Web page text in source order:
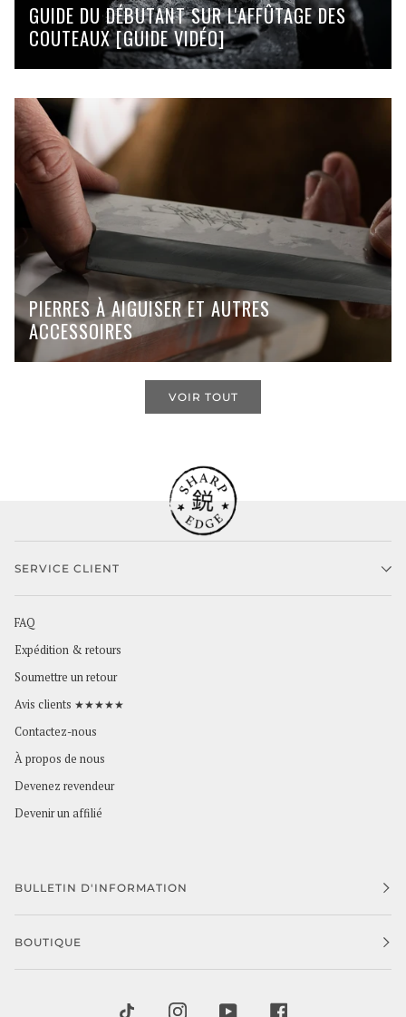
GUIDE DU DÉBUTANT SUR L'AFFÛTAGE DES
COUTEAUX [GUIDE VIDÉO]
PIERRES À AIGUISER ET AUTRES
ACCESSOIRES
VOIR TOUT
SERVICE CLIENT
FAQ
Expédition & retours
Soumettre un retour
Avis clients ★★★★★
Contactez-nous
À propos de nous
Devenez revendeur
Devenir un affilié
BULLETIN D'INFORMATION
BOUTIQUE
TIKTOK INSTAGRAMYOUTUBE